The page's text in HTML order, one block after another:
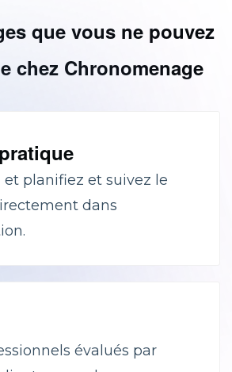
que vous ne pouvez
chez Chronomenage
et planifiez et suivez le
dans
évalués par